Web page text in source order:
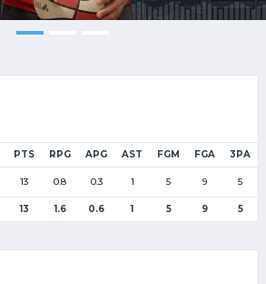
PTS RPG APG AST FGM FGA 3PA
13 0.8 0.3 1 5 9 5
13 1.6 0.6 1 5 9 5